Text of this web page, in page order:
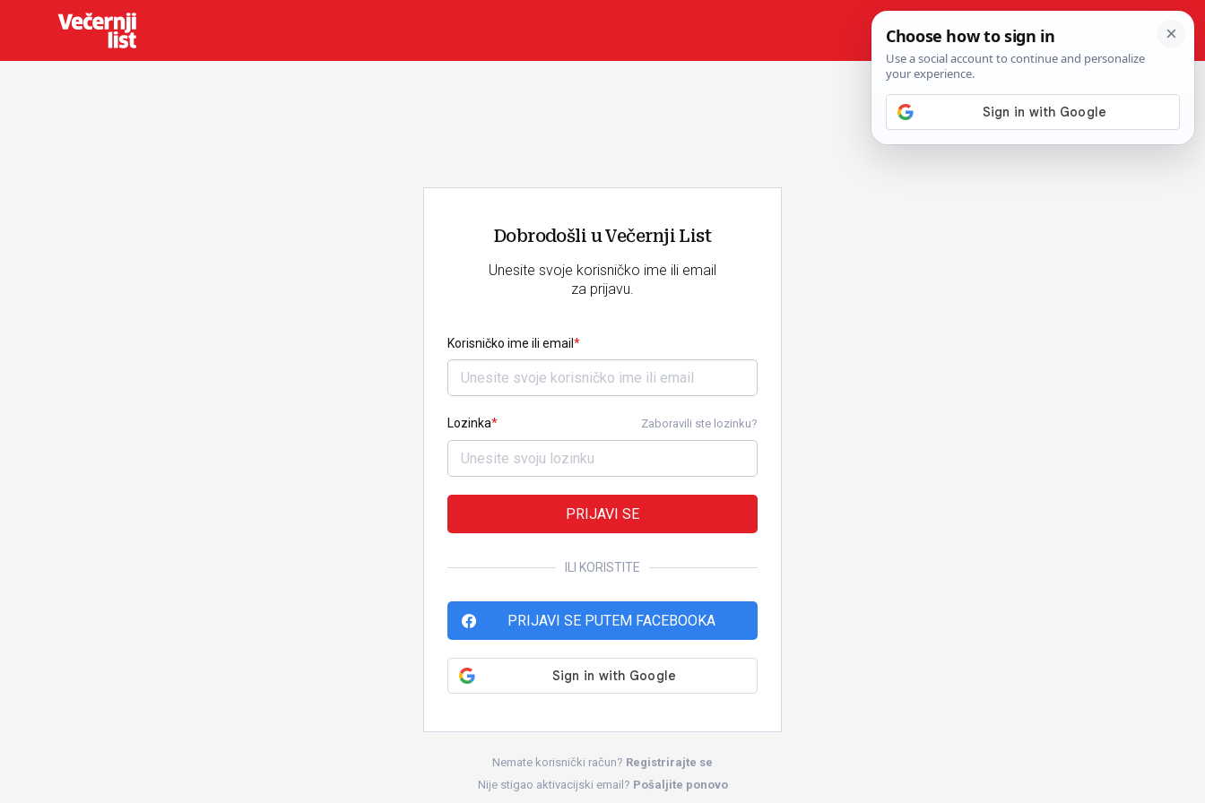
Dobrodošli u Večernji List
Unesite svoje korisničko ime ili email
za prijavu.
Korisničko ime ili email
Lozinka Zaboravili ste lozinku?
PRIJAVI SE
ILI KORISTITE
PRIJAVI SE PUTEM FACEBOOKA
Nemate korisnički račun? Registrirajte se
Nije stigao aktivacijski email? Pošaljite ponovo